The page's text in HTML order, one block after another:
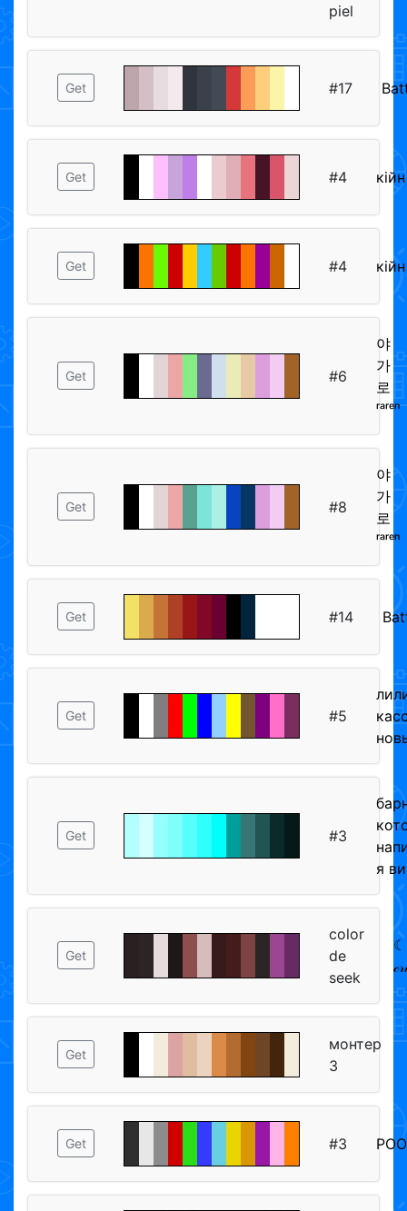
piel
Get #17
Get #4 кiйн
Get #4 кiйн
Get #6
야
가
로
ʳᵃʳᵉⁿ
Get #8
야
가
로
ʳᵃʳᵉⁿ
Get #14
Get #5
Get #3
я
Get
color
de
seek
Get
монтер
3
Get #3